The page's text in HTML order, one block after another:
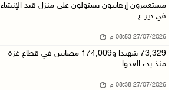
مستعمرون إرهابيون يستولون على منزل قيد الإنشاء
في دير ع
27/07/2026 08:53 م
73,329 شهيدا و174,009 مصابين في قطاع غزة
منذ بدء العدوا
27/07/2026 08:38 م